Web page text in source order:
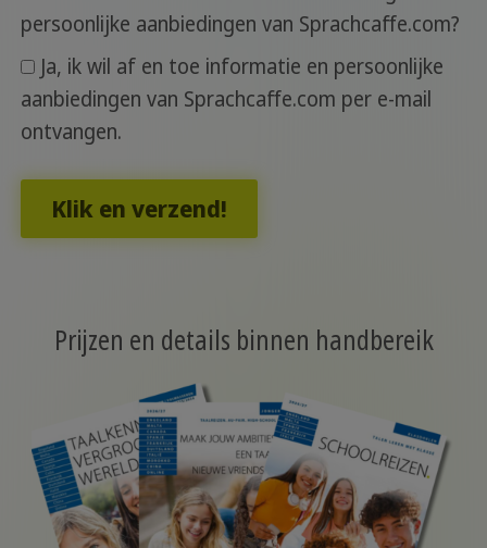
persoonlijke aanbiedingen van Sprachcaffe.com?
aanbiedingen van Sprachcaffe.com per e-mail
ontvangen.
Klik en verzend!
Prijzen en details binnen handbereik